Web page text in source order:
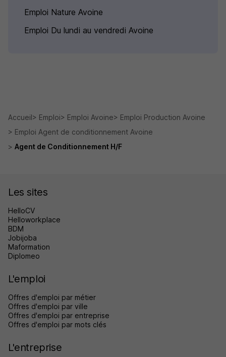
Emploi Nature Avoine
Emploi Du lundi au vendredi Avoine
Accueil Emploi Emploi Avoine
Emploi Production Avoine
Emploi Agent de conditionnement Avoine
Agent de Conditionnement H/F
Les sites
HelloCV
Helloworkplace
BDM
Jobijoba
Maformation
Diplomeo
L'emploi
Offres d'emploi par métier
Offres d'emploi par ville
Offres d'emploi par entreprise
Offres d'emploi par mots clés
L'entreprise